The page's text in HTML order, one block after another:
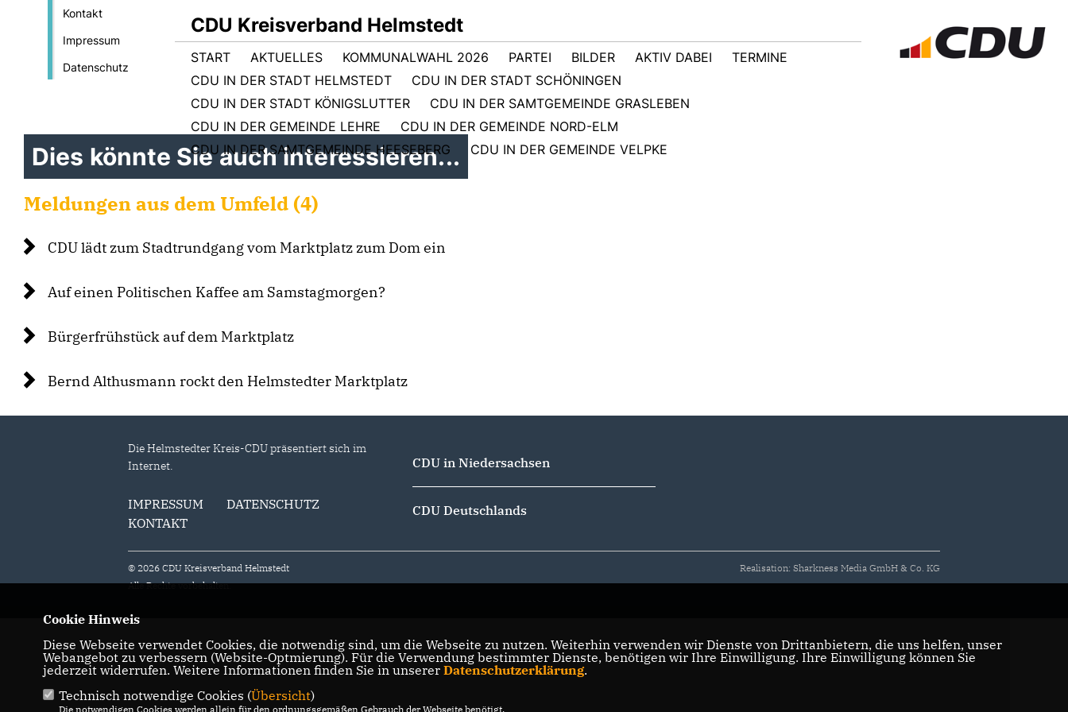
Kontakt
Impressum
Datenschutz
CDU Kreisverband Helmstedt
START AKTUELLES KOMMUNALWAHL 2026 PARTEI BILDER AKTIV DABEI
TERMINE
CDU IN DER STADT HELMSTEDT
CDU IN DER STADT SCHÖNINGEN
CDU IN DER STADT KÖNIGSLUTTER
CDU IN DER SAMTGEMEINDE GRASLEBEN
CDU IN DER GEMEINDE LEHRE
CDU IN DER GEMEINDE NORD-ELM
CDU IN DER SAMTGEMEINDE HEESEBERG
CDU IN DER GEMEINDE VELPKE
Dies könnte Sie auch interessieren...
Meldungen aus dem Umfeld (4)
CDU lädt zum Stadtrundgang vom Marktplatz zum Dom ein
Auf einen Politischen Kaffee am Samstagmorgen?
Bürgerfrühstück auf dem Marktplatz
Bernd Althusmann rockt den Helmstedter Marktplatz
Die Helmstedter Kreis-CDU präsentiert sich im
Internet.
IMPRESSUM
DATENSCHUTZ
KONTAKT
CDU in Niedersachsen
CDU Deutschlands
© 2026 CDU Kreisverband Helmstedt
Alle Rechte vorbehalten.
Realisation: Sharkness Media GmbH & Co. KG
Cookie Hinweis
Diese Webseite verwendet Cookies, die notwendig sind, um die Webseite zu nutzen. Weiterhin verwenden wir Dienste von Drittanbietern, die uns helfen, unser
Webangebot zu verbessern (Website-Optmierung). Für die Verwendung bestimmter Dienste, benötigen wir Ihre Einwilligung. Ihre Einwilligung können Sie
jederzeit widerrufen. Weitere Informationen finden Sie in unserer Datenschutzerklärung.
Technisch notwendige Cookies (Übersicht)
Die notwendigen Cookies werden allein für den ordnungsgemäßen Gebrauch der Webseite benötigt.